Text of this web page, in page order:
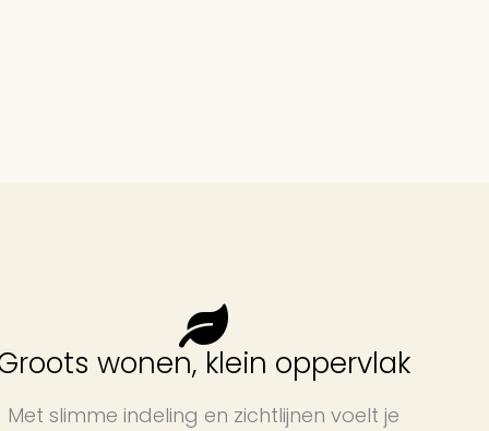
wonen, klein oppervlak
Met slimme indeling en zichtlijnen voelt je